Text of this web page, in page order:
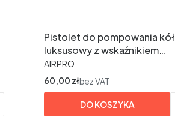
Pistolet do pompowania kół
luksusowy z wskaźnikiem
ciśnienia.- TG04
PRODUCENT
AIRPRO
Cena
60,00 złbez VAT
DO KOSZYKA